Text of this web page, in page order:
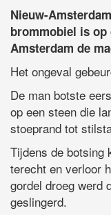
Nieuw-
brommobiel is op
Amsterdam de
Het ongeval
De man botste
op een steen die
stoeprand tot
Tijdens de botsing
terecht en verloor
gordel droeg werd
geslingerd.